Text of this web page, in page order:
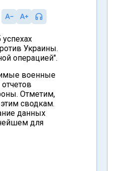
успехах
Украины.
операцией".
военные
Отметим,
сводкам.
данных
для